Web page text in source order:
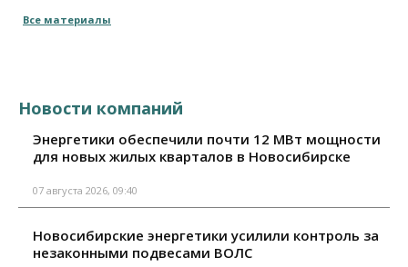
Все материалы
Новости компаний
Энергетики обеспечили почти 12 МВт мощности
для новых жилых кварталов в Новосибирске
07 августа 2026, 09:40
Новосибирские энергетики усилили контроль за
незаконными подвесами ВОЛС